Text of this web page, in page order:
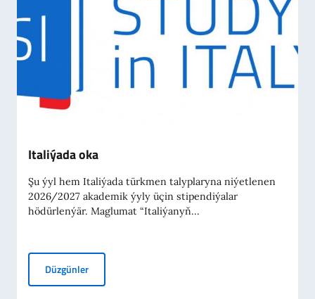
Italiýada oka
Şu ýyl hem Italiýada türkmen talyplaryna niýetlenen
2026/2027 akademik ýyly üçin stipendiýalar
hödürlenýär. Maglumat “Italiýanyň...
DüzgünlerItaliýada oka